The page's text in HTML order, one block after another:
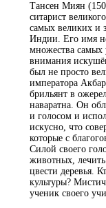
Тансен Миян
ситарист
самых великих и
Индии. Его имя
множества самых
внимания
был не просто
императора
брильянт в
наваратна. Он
и голосом и
искусно, что
которые с
Силой своего
животных,
цвести деревья.
культуры?
ученик своего